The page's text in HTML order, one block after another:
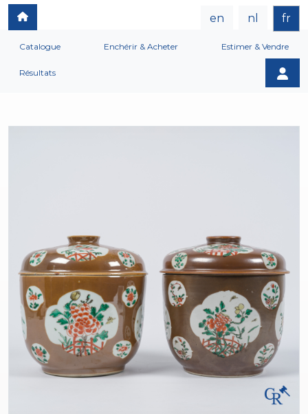
en nl fr
Catalogue Enchérir & Acheter Estimer & Vendre
Résultats